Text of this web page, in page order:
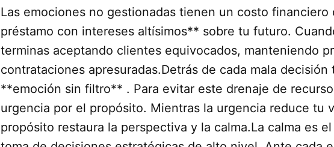
Las emociones no gestionadas tienen un costo
préstamo con intereses altísimos** sobre tu futuro.
terminas aceptando clientes equivocados, manteniendo
contrataciones apresuradas.Detrás de cada mala
**emoción sin filtro** . Para evitar este drenaje de
urgencia por el propósito. Mientras la urgencia reduce tu
propósito restaura la perspectiva y la calma.La calma es